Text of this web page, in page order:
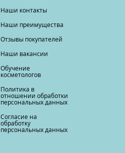
Наши контакты
Наши преимущества
Отзывы покупателей
Наши вакансии
Обучение
косметологов
Политика в
отношении обработки
персональных данных
Согласие на
обработку
персональных данных